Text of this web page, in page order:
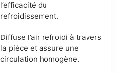
l’efficacité du
refroidissement.
Diffuse l’air refroidi à travers
la pièce et assure une
circulation homogène.